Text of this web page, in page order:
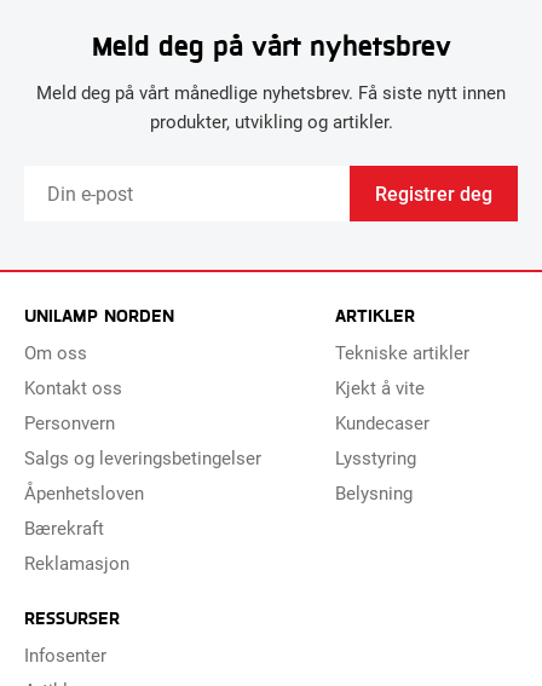
Meld deg på vårt nyhetsbrev
Meld deg på vårt månedlige nyhetsbrev. Få siste nytt innen
produkter, utvikling og artikler.
Registrer deg
UNILAMP NORDEN
Om oss
Kontakt oss
Personvern
Salgs og leveringsbetingelser
Åpenhetsloven
Bærekraft
Reklamasjon
ARTIKLER
Tekniske artikler
Kjekt å vite
Kundecaser
Lysstyring
Belysning
RESSURSER
Infosenter